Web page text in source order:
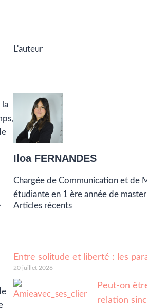
la
L'auteur
Iloa FERNANDES
Chargée de Communication et de
étudiante en 1 ère année de
Articles récents
Entre solitude et liberté : les
20 juillet 2026
Peut-on
relation